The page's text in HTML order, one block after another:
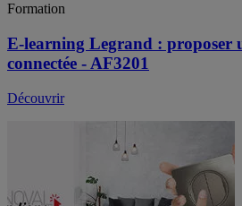
Formation
E-learning Legrand : proposer
connectée - AF3201
Découvrir